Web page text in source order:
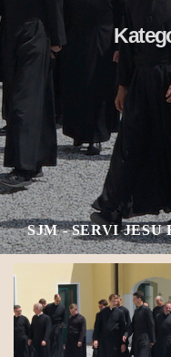
SJM - SERVI JESU